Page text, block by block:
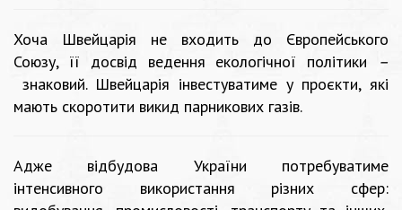
Хоча Швейцарія не входить до Європейського
Союзу, її досвід ведення екологічної політики
–
знаковий. Швейцарія інвестуватиме у проєкти, які
мають скоротити викид парникових газів.
Адже відбудова України потребуватиме
інтенсивного використання різних сфер: